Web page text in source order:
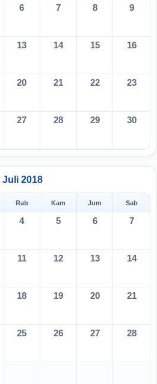
6 7 8 9
13 14 15 16
20 21 22 23
27 28 29 30
Juli 2018
Rab Kam Jum Sab
4 5 6 7
11 12 13 14
18 19 20 21
25 26 27 28